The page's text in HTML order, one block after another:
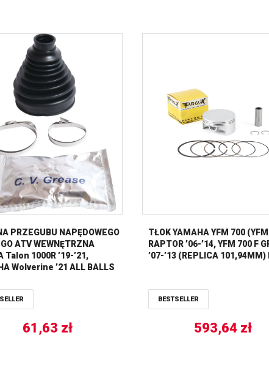
PRZEGUBU NAPĘDOWEGO
ATV WEWNĘTRZNA
Talon 1000R ’19-’21,
Wolverine ’21 ALL BALLS
61,63 zł
TŁOK YAMAHA YFM 700
RAPTOR ’06-’14, YFM 700 F
’07-’13 (REPLICA 101,94MM)
BESTSELLER
593,64 zł